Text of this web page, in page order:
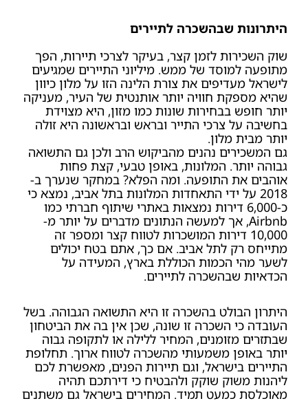
היתרונות שבהשכרה לתיירים
שוק השכירות לזמן קצר, בעיקר לצרכי תיירות, הפך
מתופעה למוסד של ממש. מיליוני התיירים שמגיעים
לישראל מעדיפים את צורת הלינה הזו על מלון כיוון
שהיא מספקת חוויה יותר אותנטית של העיר, מעניקה
יותר חופש בבחירות שונות כמו מזון, היא מצוידת
בחשיבה על צרכי התייר ובראש ובראשונה היא זולה
יותר מבית מלון.
גם המשכירים נהנים מהביקוש הרב ולכן גם התשואה
גבוהה יותר. המלונות, באופן טבעי, קצת פחות
אוהבים את התופעה. ומה הפלא? במחקר שנערך ב-
2018 על ידי התאחדות המלונות בתל אביב, נמצא כי
כ-6,000 דירות נמצאות באתרי שיתוף חברתי כמו
Airbnb, אך למעשה הנתונים מדברים על יותר מ-
10,000 דירות המושכרות לטווח קצר ומספר זה
מתייחס רק לתל אביב. אם כך, אתם בטח יכולים
לשער מהי הכמות הכוללת בארץ, המעידה על
הכדאיות שבהשכרה לתיירים.
היתרון הבולט בהשכרה זו היא התשואה הגבוהה. בשל
העובדה כי השכרה זו שונה, שכן אין בה את הביטחון
שבתזרים מזומנים, המחיר ללילה או לתקופה גבוה
יותר באופן משמעותי מהשכרה לטווח ארוך. תחלופת
התיירים בישראל, וגם תיירות הפנים, מאפשרת לכם
ליהנות משוק שוקק ולהבטיח כי דירתכם תהיה
מאוכלסת כמעט תמיד. המחירים בישראל גם משתנים